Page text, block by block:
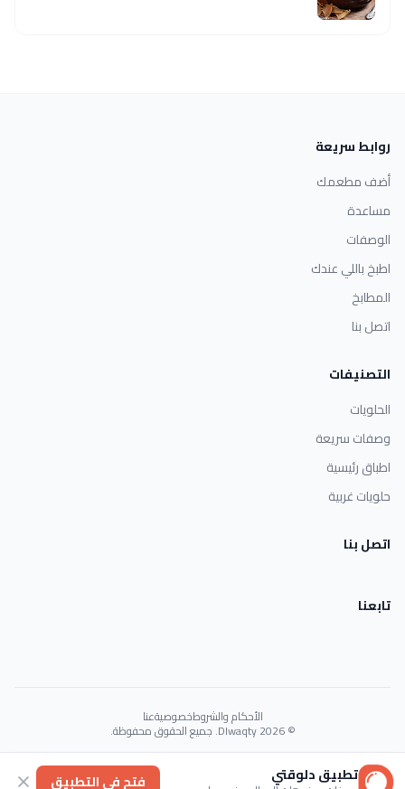
روابط سريعة
أضف مطعمك
مساعدة
الوصفات
اطبخ باللي عندك
المطابخ
اتصل بنا
التصنيفات
الحلويات
وصفات سريعة
اطباق رئيسية
حلويات غربية
اتصل بنا
تابعنا
الأحكام والشروطخصوصيةعنا
© 2026 Dlwaqty. جميع الحقوق محفوظة.
Powered byGAIT
تطبيق دلوقتي فتح في التطبيق